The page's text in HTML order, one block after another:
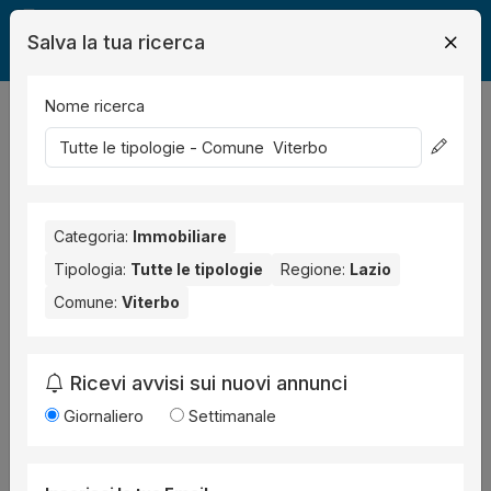
Legalmente Immobili
risultati Ordina per
Salva la tua ricerca
Nome ricerca
Categoria: Immobiliare
Tipologia: Tutte le tipologie Regione: Lazio
Comune: Viterbo
Ricevi avvisi sui nuovi annunci
Giornaliero Settimanale